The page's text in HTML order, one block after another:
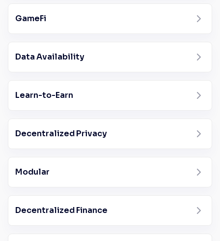
GameFi
Data Availability
Learn-to-Earn
Decentralized Privacy
Modular
Decentralized Finance